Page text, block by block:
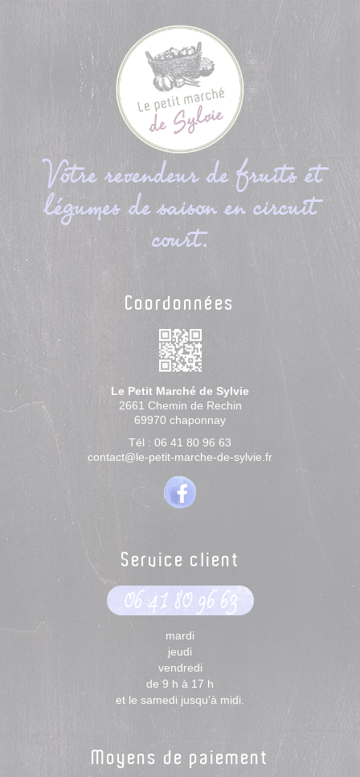
Votre revendeur de fruits et
légumes de saison en circuit
court.
Coordonnées
Le Petit Marché de Sylvie
2661 Chemin de Rechin
69970 chaponnay
Tél : 06 41 80 96 63
contact@le-petit-marche-de-sylvie.fr
Service client
06 41 80 96 63
mardi
jeudi
vendredi
de 9 h à 17 h
et le samedi jusqu'à midi.
Moyens de paiement